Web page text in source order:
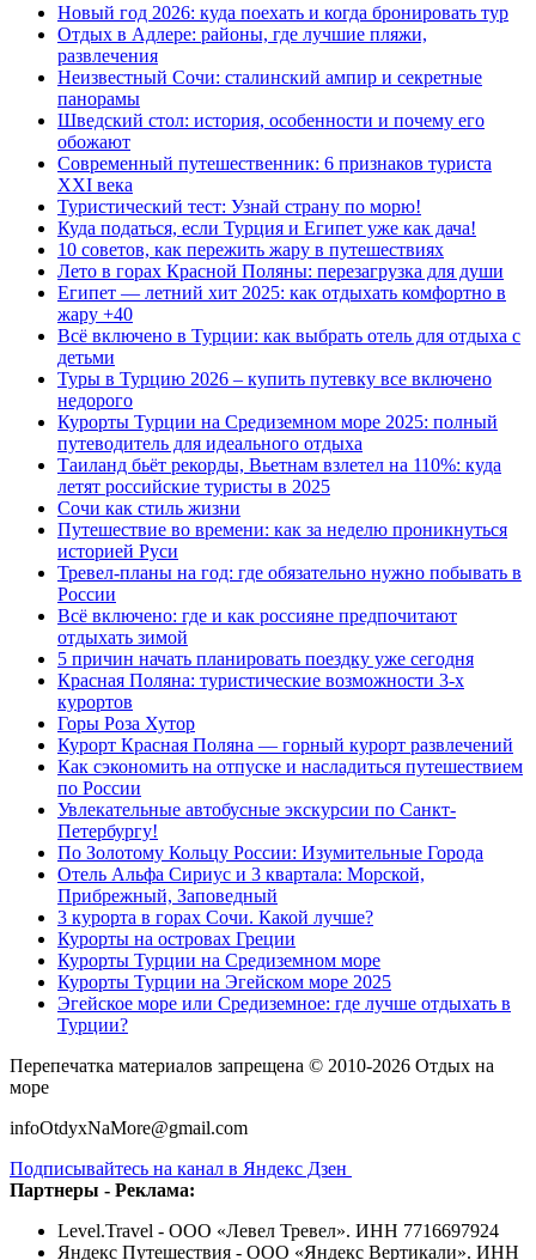
Новый год 2026: куда поехать и когда бронировать тур
Отдых в Адлере: районы, где лучшие пляжи,
развлечения
Неизвестный Сочи: сталинский ампир и секретные
панорамы
Шведский стол: история, особенности и почему его
обожают
Современный путешественник: 6 признаков туриста
XXI века
Туристический тест: Узнай страну по морю!
Куда податься, если Турция и Египет уже как дача!
10 советов, как пережить жару в путешествиях
Лето в горах Красной Поляны: перезагрузка для души
Египет — летний хит 2025: как отдыхать комфортно в
жару +40
Всё включено в Турции: как выбрать отель для отдыха с
детьми
Туры в Турцию 2026 – купить путевку все включено
недорого
Курорты Турции на Средиземном море 2025: полный
путеводитель для идеального отдыха
Таиланд бьёт рекорды, Вьетнам взлетел на 110%: куда
летят российские туристы в 2025
Сочи как стиль жизни
Путешествие во времени: как за неделю проникнуться
историей Руси
Тревел-планы на год: где обязательно нужно побывать в
России
Всё включено: где и как россияне предпочитают
отдыхать зимой
5 причин начать планировать поездку уже сегодня
Красная Поляна: туристические возможности 3-х
курортов
Горы Роза Хутор
Курорт Красная Поляна — горный курорт развлечений
Как сэкономить на отпуске и насладиться путешествием
по России
Увлекательные автобусные экскурсии по Санкт-
Петербургу!
По Золотому Кольцу России: Изумительные Города
Отель Альфа Сириус и 3 квартала: Морской,
Прибрежный, Заповедный
3 курорта в горах Сочи. Какой лучше?
Курорты на островах Греции
Курорты Турции на Средиземном море
Курорты Турции на Эгейском море 2025
Эгейское море или Средиземное: где лучше отдыхать в
Турции?
Перепечатка материалов запрещена © 2010-2026 Отдых на
море
infoOtdyxNaMore@gmail.com
Подписывайтесь на канал в Яндекс Дзен
Партнеры - Реклама:
Level.Travel - ООО «Левел Тревел». ИНН 7716697924
Яндекс Путешествия - ООО «Яндекс Вертикали». ИНН